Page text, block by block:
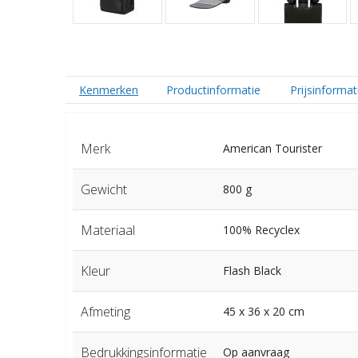
Kenmerken Productinformatie
Merk American Tourister
Gewicht 800 g
Materiaal 100% Recyclex
Kleur Flash Black
Afmeting 45 x 36 x 20 cm
Bedrukkingsinformatie Op aanvraag